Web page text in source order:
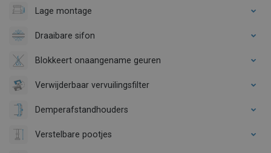
Lage montage
Draaibare sifon
Blokkeert onaangename geuren
Verwijderbaar vervuilingsfilter
Demperafstandhouders
Verstelbare pootjes